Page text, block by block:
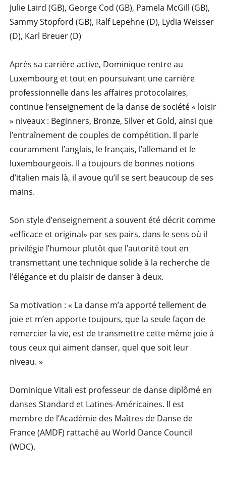
Julie Laird (GB), George Cod (GB), Pamela McGill (GB),
Sammy Stopford (GB), Ralf Lepehne (D), Lydia Weisser
(D), Karl Breuer (D)
Après sa carrière active, Dominique rentre au
Luxembourg et tout en poursuivant une carrière
professionnelle dans les affaires protocolaires,
continue l’enseignement de la danse de société « loisir
» niveaux : Beginners, Bronze, Silver et Gold, ainsi que
l’entraînement de couples de compétition. Il parle
couramment l’anglais, le français, l’allemand et le
luxembourgeois. Il a toujours de bonnes notions
d’italien mais là, il avoue qu’il se sert beaucoup de ses
mains.
Son style d’enseignement a souvent été décrit comme
«efficace et original» par ses pairs, dans le sens où il
privilégie l’humour plutôt que l’autorité tout en
transmettant une technique solide à la recherche de
l’élégance et du plaisir de danser à deux.
Sa motivation : « La danse m’a apporté tellement de
joie et m’en apporte toujours, que la seule façon de
remercier la vie, est de transmettre cette même joie à
tous ceux qui aiment danser, quel que soit leur
niveau. »
Dominique Vitali est professeur de danse diplômé en
danses Standard et Latines-Américaines. Il est
membre de l’Académie des Maîtres de Danse de
France (AMDF) rattaché au World Dance Council
(WDC).